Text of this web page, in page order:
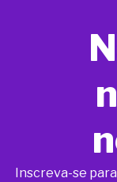
Inscreva-se